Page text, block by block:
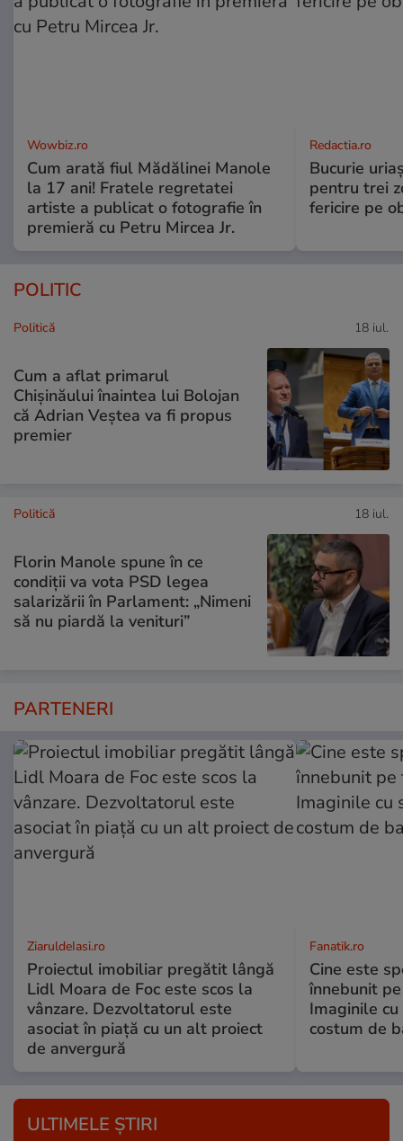
Wowbiz.ro
Cum arată fiul Mădălinei Manole
la 17 ani! Fratele regretatei
artiste a publicat o fotografie în
premieră cu Petru Mircea Jr.
Redactia.ro
Bucurie
pentru trei
fericire pe
POLITIC
Politică 18 iul.
Cum a aflat primarul
Chișinăului înaintea lui Bolojan
că Adrian Veștea va fi propus
premier
Politică 18 iul.
Florin Manole spune în ce
condiții va vota PSD legea
salarizării în Parlament: „Nimeni
să nu piardă la venituri”
PARTENERI
ZiaruldeIasi.ro
Proiectul imobiliar pregătit lângă
Lidl Moara de Foc este scos la
vânzare. Dezvoltatorul este
asociat în piață cu un alt proiect
de anvergură
Fanatik.ro
Cine este
înnebunit
Imaginile
costum de
ULTIMELE ȘTIRI